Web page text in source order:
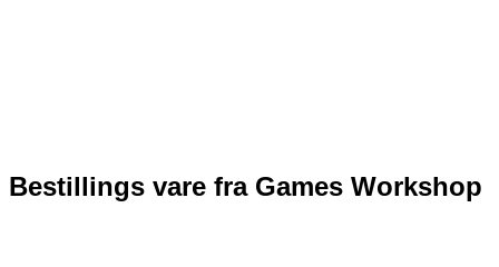
Bestillings vare fra Games Workshop